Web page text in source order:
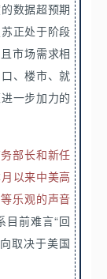
数据超预期
正处于阶段
市场需求相
、楼市、就
一步加力的
部长和新任
以来中美高
乐观的声音
目前难言“回
取决于美国